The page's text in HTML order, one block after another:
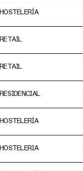
HOSTELERÍA
RETAIL
RETAIL
RESIDENCIAL
HOSTELERÍA
HOSTELERIA